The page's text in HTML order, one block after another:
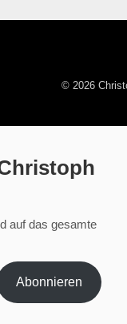
© 2026
auf das gesamte
Abonnieren